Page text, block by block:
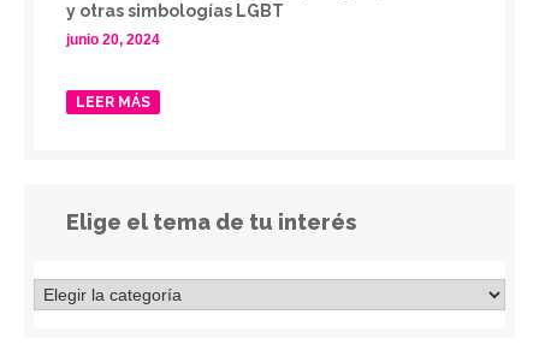
y otras simbologías LGBT
junio 20, 2024
LEER MÁS
Elige el tema de tu interés